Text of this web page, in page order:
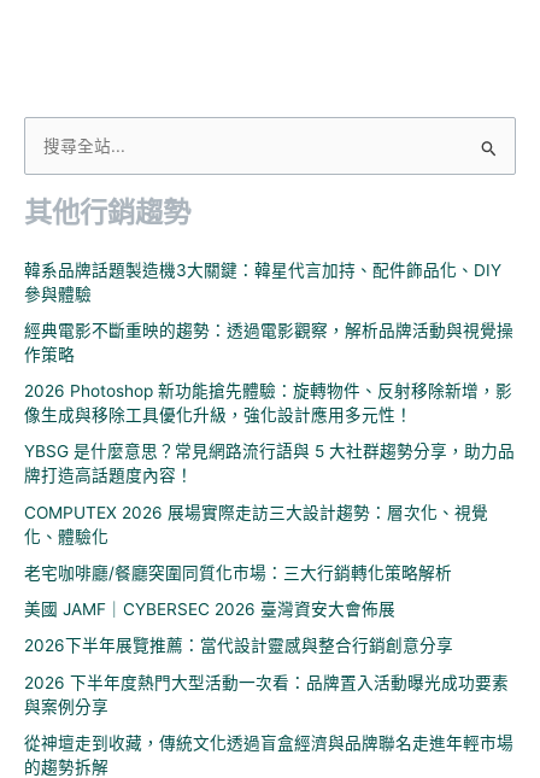
關
字
其他行銷趨勢
韓系品牌話題製造機3大關鍵：韓星代言加持、配件飾品化、DIY
參與體驗
經典電影不斷重映的趨勢：透過電影觀察，解析品牌活動與視覺操
作策略
2026 Photoshop 新功能搶先體驗：旋轉物件、反射移除新增，影
像生成與移除工具優化升級，強化設計應用多元性！
YBSG 是什麼意思？常見網路流行語與 5 大社群趨勢分享，助力品
牌打造高話題度內容！
COMPUTEX 2026 展場實際走訪三大設計趨勢：層次化、視覺
化、體驗化
老宅咖啡廳/餐廳突圍同質化市場：三大行銷轉化策略解析
美國 JAMF｜CYBERSEC 2026 臺灣資安大會佈展
2026下半年展覽推薦：當代設計靈感與整合行銷創意分享
2026 下半年度熱門大型活動一次看：品牌置入活動曝光成功要素
與案例分享
從神壇走到收藏，傳統文化透過盲盒經濟與品牌聯名走進年輕市場
的趨勢拆解